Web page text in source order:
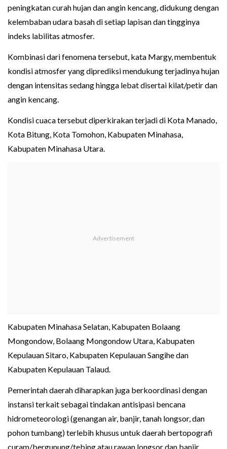
peningkatan curah hujan dan angin kencang, didukung dengan
kelembaban udara basah di setiap lapisan dan tingginya
indeks labilitas atmosfer.
Kombinasi dari fenomena tersebut, kata Margy, membentuk
kondisi atmosfer yang diprediksi mendukung terjadinya hujan
dengan intensitas sedang hingga lebat disertai kilat/petir dan
angin kencang.
Kondisi cuaca tersebut diperkirakan terjadi di Kota Manado,
Kota Bitung, Kota Tomohon, Kabupaten Minahasa,
Kabupaten Minahasa Utara.
Kabupaten Minahasa Selatan, Kabupaten Bolaang
Mongondow, Bolaang Mongondow Utara, Kabupaten
Kepulauan Sitaro, Kabupaten Kepulauan Sangihe dan
Kabupaten Kepulauan Talaud.
Pemerintah daerah diharapkan juga berkoordinasi dengan
instansi terkait sebagai tindakan antisipasi bencana
hidrometeorologi (genangan air, banjir, tanah longsor, dan
pohon tumbang) terlebih khusus untuk daerah bertopografi
curam/bergunung/tebing atau rawan longsor dan banjir.